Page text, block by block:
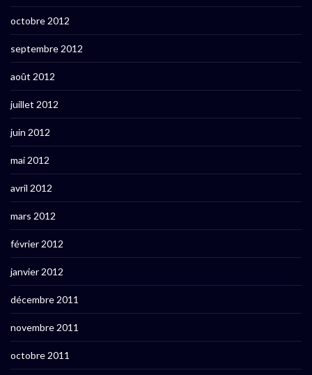
octobre 2012
septembre 2012
août 2012
juillet 2012
juin 2012
mai 2012
avril 2012
mars 2012
février 2012
janvier 2012
décembre 2011
novembre 2011
octobre 2011